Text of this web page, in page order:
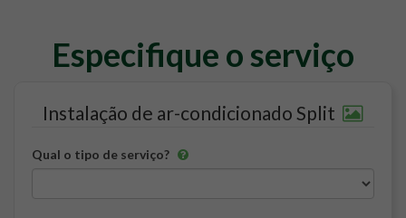
Especifique o serviço
Instalação de ar-condicionado Split
Qual o tipo de serviço?